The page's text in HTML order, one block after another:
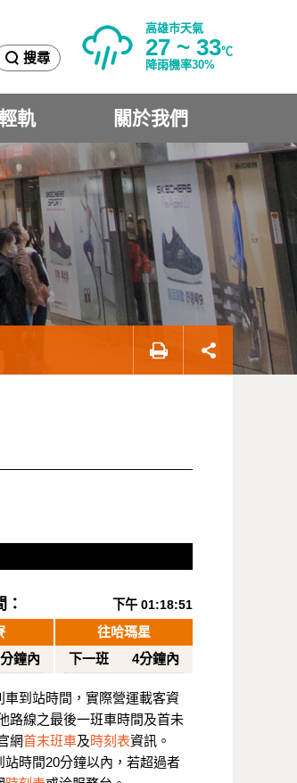
搜尋
高雄市天氣
27 ~ 33℃
降雨機率30%
軌 關於我們
下午 01:18:51
鐘內
往哈瑪星
下一班
4分鐘內
車到站時間，實際營運載客資
路線之最後一班車時間及首未
網首末班車及時刻表資訊。
站時間20分鐘以內，若超過者